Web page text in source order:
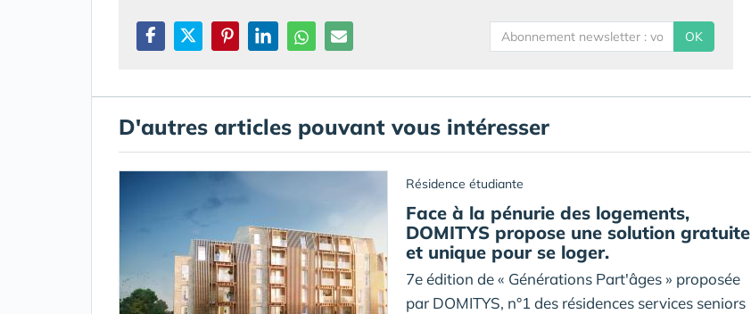
OK
D'autres articles pouvant vous intéresser
Résidence étudiante
Face à la pénurie des logements,
DOMITYS propose une solution gratuite
et unique pour se loger.
7e édition de « Générations Part'âges » proposée
par DOMITYS, n°1 des résidences services seniors